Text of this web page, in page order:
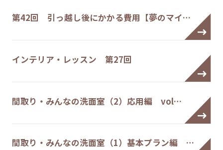
第42回 引っ越し後にかかる費用【夢のマイ…
インテリア・レッスン 第27回
間取り・みんなの洗面室（2）応用編 vol…
間取り・みんなの洗面室（1）基本プラン編 …